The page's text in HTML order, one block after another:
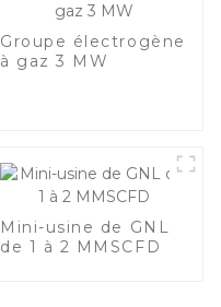
Groupe électrogène
à gaz 3 MW
Mini-usine de GNL
de 1 à 2 MMSCFD